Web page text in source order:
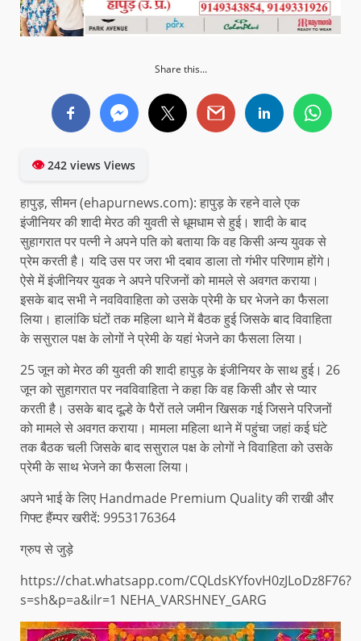
Share this...
👁242 views Views
हापुड़, सीमन (ehapurnews.com): हापुड़ के रहने वाले एक
इंजीनियर की शादी मेरठ की युवती से धूमधाम से हुई। शादी के बाद
सुहागरात पर पत्नी ने अपने पति को बताया कि वह किसी अन्य युवक से
प्रेम करती है। यदि उस पर जरा भी दबाव डाला तो गंभीर परिणाम होंगे।
ऐसे में इंजीनियर युवक ने अपने परिजनों को मामले से अवगत कराया।
इसके बाद सभी ने नवविवाहिता को उसके प्रेमी के घर भेजने का फैसला
लिया। हालांकि घंटों तक महिला थाने में बैठक हुई जिसके बाद विवाहिता
के ससुराल पक्ष के लोगों ने प्रेमी के यहां भेजने का फैसला लिया।
25 जून को मेरठ की युवती की शादी हापुड़ के इंजीनियर के साथ हुई। 26
जून को सुहागरात पर नवविवाहिता ने कहा कि वह किसी और से प्यार
करती है। उसके बाद दूल्हे के पैरों तले जमीन खिसक गई जिसने परिजनों
को मामले से अवगत कराया। मामला महिला थाने में पहुंचा जहां कई घंटे
तक बैठक चली जिसके बाद ससुराल पक्ष के लोगों ने विवाहिता को उसके
प्रेमी के साथ भेजने का फैसला लिया।
अपने भाई के लिए Handmade Premium Quality की राखी और
गिफ्ट हैंम्पर खरीदें: 9953176364
ग्रुप से जुड़े
https://chat.whatsapp.com/CQLdsKYfovH0zJLoDz8F76?
s=sh&p=a&ilr=1 NEHA_VARSHNEY_GARG